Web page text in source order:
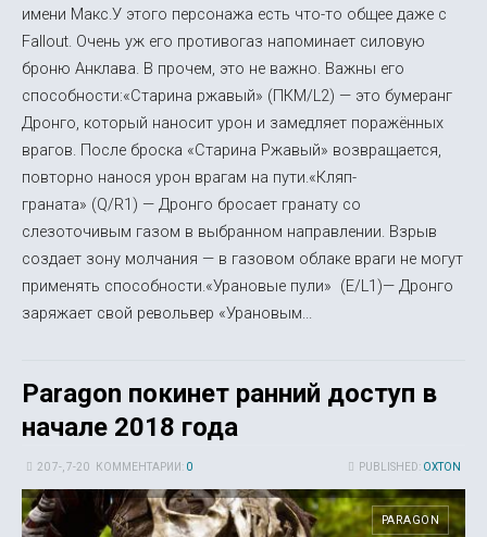
имени Макс.У этого персонажа есть что-то общее даже с
Fallout. Очень уж его противогаз напоминает силовую
броню Анклава. В прочем, это не важно. Важны его
способности:«Старина ржавый» (ПКМ/L2) — это бумеранг
Дронго, который наносит урон и замедляет поражённых
врагов. После броска «Старина Ржавый» возвращается,
повторно нанося урон врагам на пути.«Кляп-
граната» (Q/R1) — Дронго бросает гранату со
слезоточивым газом в выбранном направлении. Взрыв
создает зону молчания — в газовом облаке враги не могут
применять способности.«Урановые пули» (E/L1)— Дронго
заряжает свой револьвер «Урановым...
Paragon покинет ранний доступ в
начале 2018 года
PUBLISHED: OXTON
20 7-, 7-20 КОММЕНТАРИИ: 0
PARAGON